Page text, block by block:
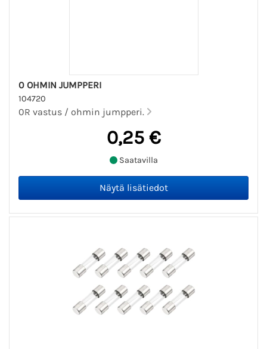
0 OHMIN JUMPPERI
104720
0R vastus / ohmin jumpperi.
0,25 €
Saatavilla